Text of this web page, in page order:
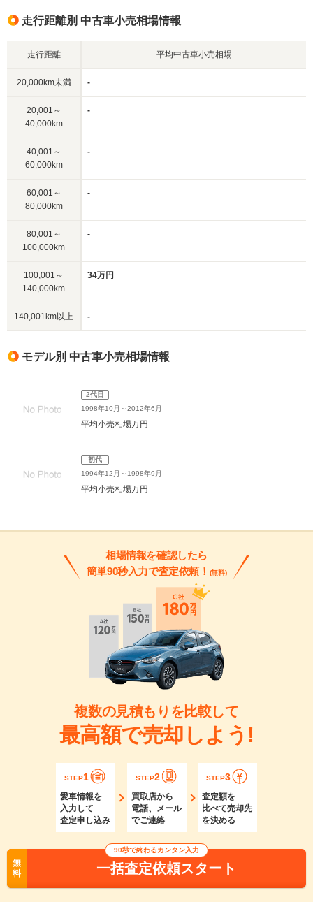
走行距離別 中古車小売相場情報
走行距離 平均中古車小売相場
20,000km未満 -
20,001～
40,000km
-
40,001～
60,000km
-
60,001～
80,000km
-
80,001～
100,000km
-
100,001～
140,000km
34万円
140,001km以上 -
モデル別 中古車小売相場情報
2代目
1998年10月～2012年6月
平均小売相場万円
初代
1994年12月～1998年9月
平均小売相場万円
相場情報を確認したら
簡単90秒入力で査定依頼！ (無料)
複数の見積もりを比較して
最高額で売却しよう!
STEP1
愛車情報を
入力して
査定申し込み
STEP2
買取店から
電話、メール
でご連絡
STEP3
査定額を
比べて売却先
を決める
無
料
90秒で終わるカンタン入力
一括査定依頼スタート